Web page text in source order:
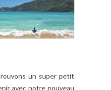
un super petit
avec notre nouveau